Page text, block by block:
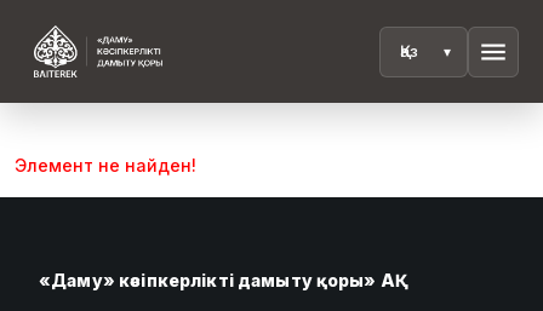
menu
Элемент не найден!
«Даму» кәсіпкерлікті дамыту қоры» АҚ